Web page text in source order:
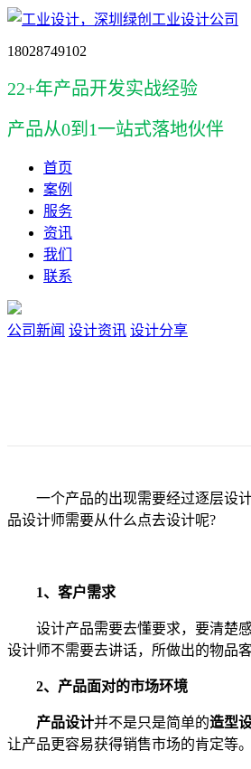
18028749102
22+年产品开发实战经验
产品从0到1一站式落地伙伴
首页
案例
服务
资讯
我们
联系
公司新闻 设计资讯 设计分享
一个产品的出现需要经过逐层设计
品设计师需要从什么点去设计呢?
1、客户需求
设计产品需要去懂要求，要清楚感
设计师不需要去讲话，所做出的物品
2、产品面对的市场环境
产品设计并不是只是简单的造型
让产品更容易获得销售市场的肯定等。